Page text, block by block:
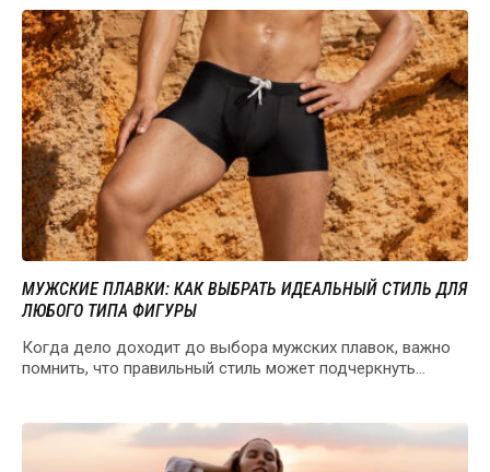
МУЖСКИЕ ПЛАВКИ: КАК ВЫБРАТЬ ИДЕАЛЬНЫЙ СТИЛЬ ДЛЯ
ЛЮБОГО ТИПА ФИГУРЫ
Когда дело доходит до выбора мужских плавок, важно
помнить, что правильный стиль может подчеркнуть